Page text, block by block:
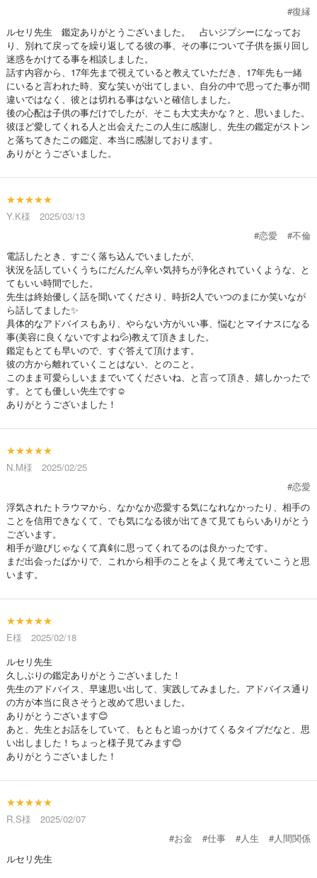
#復縁
ルセリ先生 鑑定ありがとうございました。 占いジプシーになってお
り、別れて戻ってを繰り返してる彼の事、その事について子供を振り回し
迷惑をかけてる事を相談しました。
話す内容から、17年先まで視えていると教えていただき、17年先も一緒
にいると言われた時、変な笑いが出てしまい、自分の中で思ってた事が間
違いではなく、彼とは切れる事はないと確信しました。
後の心配は子供の事だけでしたが、そこも大丈夫かな？と、思いました。
彼ほど愛してくれる人と出会えたこの人生に感謝し、先生の鑑定がストン
と落ちてきたこの鑑定、本当に感謝しております。
ありがとうございました。
★★★★★
Y.K様 2025/03/13
#恋愛
#不倫
電話したとき、すごく落ち込んでいましたが、
状況を話していくうちにだんだん辛い気持ちが浄化されていくような、と
てもいい時間でした。
先生は終始優しく話を聞いてくださり、時折2人でいつのまにか笑いなが
ら話してました✨
具体的なアドバイスもあり、やらない方がいい事、悩むとマイナスになる
事(美容に良くないですよね💦)教えて頂きました。
鑑定もとても早いので、すぐ答えて頂けます。
彼の方から離れていくことはない、とのこと。
このまま可愛らしいままでいてくださいね、と言って頂き、嬉しかったで
す。とても優しい先生です☺️
ありがとうございました！
★★★★★
N.M様 2025/02/25
#恋愛
浮気されたトラウマから、なかなか恋愛する気になれなかったり、相手の
ことを信用できなくて、でも気になる彼が出てきて見てもらいありがとう
ございます。
相手が遊びじゃなくて真剣に思ってくれてるのは良かったです。
まだ出会ったばかりで、これから相手のことをよく見て考えていこうと思
います。
★★★★★
E様 2025/02/18
ルセリ先生
久しぶりの鑑定ありがとうございました！
先生のアドバイス、早速思い出して、実践してみました。アドバイス通り
の方が本当に良さそうと改めて思いました。
ありがとうございます😊
あと、先生とお話をしていて、もともと追っかけてくるタイプだなと、思
い出しました！ちょっと様子見てみます😊
ありがとうございました！
★★★★★
R.S様 2025/02/07
#お金
#仕事 #人生
#人間関係
ルセリ先生